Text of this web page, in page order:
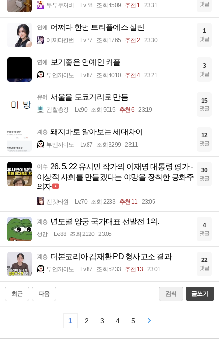
두부두꺼비 Lv.78 조회 4509 추천 1 23:31 댓글
연예 어쩌다 한번 트리플에스 설린
어쩌다한번 Lv.77 조회 1765 추천 2 23:30
1
댓글
연예 보기좋은 연예인 커플
부엔까미노 Lv.87 조회 4010 추천 4 23:21
3
댓글
유머 서울을 도쿄거리로 만듬
검찰총장 Lv.90 조회 5015 추천 6 23:19
15
댓글
계층 돼지바로 알아보는 세대차이
부엔까미노 Lv.87 조회 3299 23:11
12
댓글
이슈 26. 5. 22 유시민 작가의 이재명 대통령 평가 -
이상적 사회를 만들겠다는 야망을 장착한 공화주
의자
진겟타원 Lv.70 조회 2233 추천 11 23:05
30
댓글
계층 년도별 양궁 국가대표 선발전 1위.
성암 Lv.88 조회 2120 23:05
4
댓글
계층 더본코리아 김재환 PD 형사고소 결과
부엔까미노 Lv.87 조회 5233 추천 13 23:01
22
댓글
최근 다음 검색 글쓰기
1 2 3 4 5